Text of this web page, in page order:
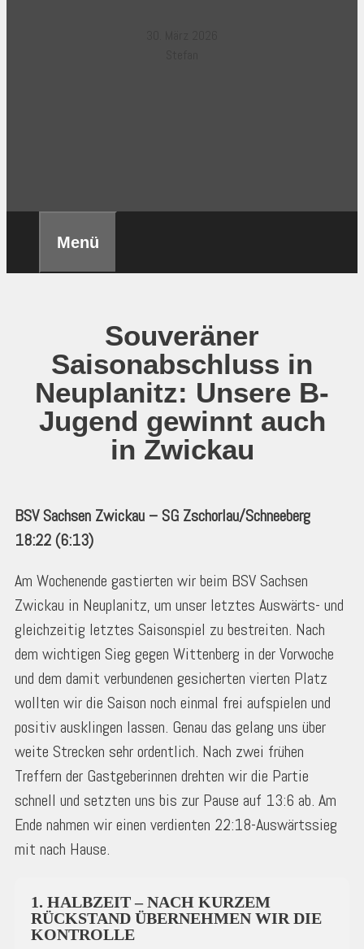
Menü
Souveräner
Saisonabschluss in
Neuplanitz: Unsere B-
Jugend gewinnt auch
in Zwickau
BSV Sachsen Zwickau – SG Zschorlau/Schneeberg
18:22 (6:13)
Am Wochenende gastierten wir beim BSV Sachsen
Zwickau in Neuplanitz, um unser letztes Auswärts- und
gleichzeitig letztes Saisonspiel zu bestreiten. Nach
dem wichtigen Sieg gegen Wittenberg in der Vorwoche
und dem damit verbundenen gesicherten vierten Platz
wollten wir die Saison noch einmal frei aufspielen und
positiv ausklingen lassen. Genau das gelang uns über
weite Strecken sehr ordentlich. Nach zwei frühen
Treffern der Gastgeberinnen drehten wir die Partie
schnell und setzten uns bis zur Pause auf 13:6 ab. Am
Ende nahmen wir einen verdienten 22:18-Auswärtssieg
mit nach Hause.
1. HALBZEIT – NACH KURZEM
RÜCKSTAND ÜBERNEHMEN WIR DIE
KONTROLLE